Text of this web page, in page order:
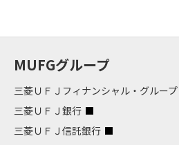
MUFGグループ
三菱ＵＦＪフィナンシャル・グループ
三菱ＵＦＪ銀行
三菱ＵＦＪ信託銀行